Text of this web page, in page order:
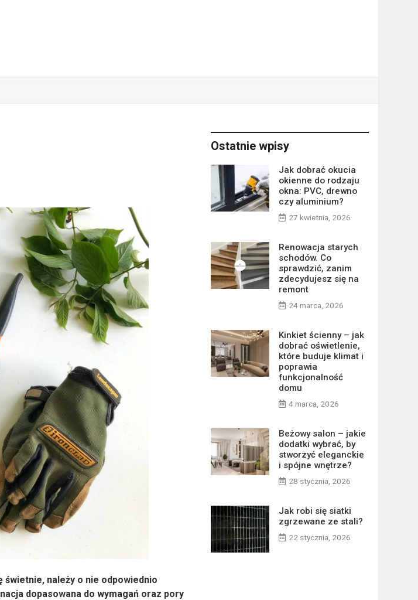
świetnie, należy o nie odpowiednio
dopasowana do wymagań oraz pory
Ostatnie wpisy
Jak dobrać okucia
okienne do rodzaju
okna: PVC, drewno
czy aluminium?
27 kwietnia, 2026
Renowacja starych
schodów. Co
sprawdzić, zanim
zdecydujesz się na
remont
24 marca, 2026
Kinkiet ścienny – jak
dobrać oświetlenie,
które buduje klimat i
poprawia
funkcjonalność
domu
4 marca, 2026
Beżowy salon – jakie
dodatki wybrać, by
stworzyć eleganckie
i spójne wnętrze?
28 stycznia, 2026
Jak robi się siatki
zgrzewane ze stali?
22 stycznia, 2026